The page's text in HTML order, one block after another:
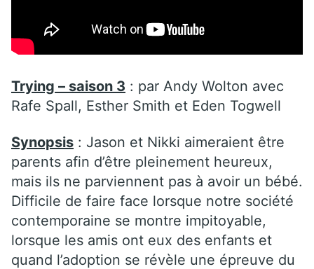
Trying – saison 3 : par Andy Wolton avec
Rafe Spall, Esther Smith et Eden Togwell
Synopsis : Jason et Nikki aimeraient être
parents afin d’être pleinement heureux,
mais ils ne parviennent pas à avoir un bébé.
Difficile de faire face lorsque notre société
contemporaine se montre impitoyable,
lorsque les amis ont eux des enfants et
quand l’adoption se révèle une épreuve du